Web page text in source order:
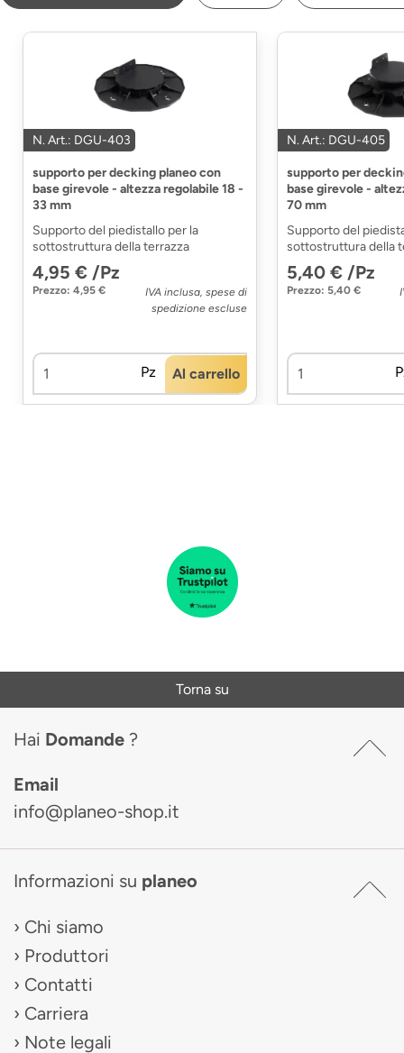
N. Art.: DGU-403
supporto per decking planeo con
base girevole - altezza regolabile 18 -
33 mm
Supporto del piedistallo per la
sottostruttura della terrazza
4,95 € /Pz
Prezzo: 4,95 €
IVA inclusa, spese di
spedizione escluse
Pz Al carrello
N. Art.: DGU-405
supporto per
base girevole -
70 mm
Supporto del
sottostruttura della
5,40 € /Pz
Prezzo: 5,40 €
Torna su
Hai Domande ?
Email
info@planeo-shop.it
Informazioni su planeo
Chi siamo
Produttori
Contatti
Carriera
Note legali